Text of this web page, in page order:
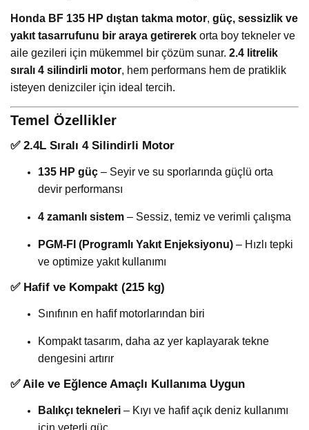
Honda BF 135 HP dıştan takma motor, güç, sessizlik ve
yakıt tasarrufunu bir araya getirerek orta boy tekneler ve
aile gezileri için mükemmel bir çözüm sunar. 2.4 litrelik
sıralı 4 silindirli motor, hem performans hem de pratiklik
isteyen denizciler için ideal tercih.
Temel Özellikler
✅ 2.4L Sıralı 4 Silindirli Motor
135 HP güç – Seyir ve su sporlarında güçlü orta
devir performansı
4 zamanlı sistem – Sessiz, temiz ve verimli çalışma
PGM-FI (Programlı Yakıt Enjeksiyonu) – Hızlı tepki
ve optimize yakıt kullanımı
✅ Hafif ve Kompakt (215 kg)
Sınıfının en hafif motorlarından biri
Kompakt tasarım, daha az yer kaplayarak tekne
dengesini artırır
✅Aile ve Eğlence Amaçlı Kullanıma Uygun
Balıkçı tekneleri – Kıyı ve hafif açık deniz kullanımı
için yeterli güç